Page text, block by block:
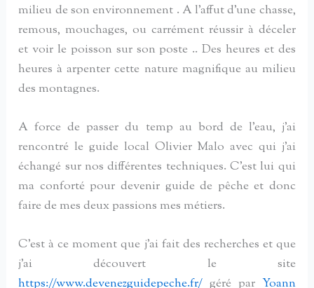
milieu de son environnement . A l’affut d’une chasse,
remous, mouchages, ou carrément réussir à déceler
et voir le poisson sur son poste .. Des heures et des
heures à arpenter cette nature magnifique au milieu
des montagnes.
A force de passer du temp au bord de l’eau, j’ai
rencontré le guide local Olivier Malo avec qui j’ai
échangé sur nos différentes techniques. C’est lui qui
ma conforté pour devenir guide de pêche et donc
faire de mes deux passions mes métiers.
C’est à ce moment que j’ai fait des recherches et que
j’ai découvert le site
https://www.devenezguidepeche.fr/ géré par Yoann